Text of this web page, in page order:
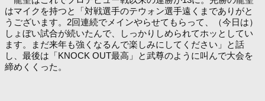
はマイクを持つと「対戦選手のテウォン選手遠くまでありがと
うございます。2回連続でメインやらせてもらって、（今日は）
しょぼい試合が続いたんで、しっかりしめられてホッとしてい
ます。まだ来年も強くなるんで楽しみにしてください」と話
し、最後は「KNOCK OUT最高」と武尊のように叫んで大会を
締めくくった。